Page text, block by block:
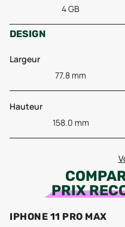
4 GB
DESIGN
Largeur
77.8 mm
Hauteur
158.0 mm
PRIX
IPHONE 11 PRO MAX